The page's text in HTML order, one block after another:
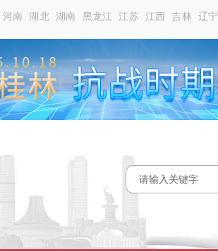
河南 湖北 湖南 黑龙江 江苏 江西 吉林 辽宁